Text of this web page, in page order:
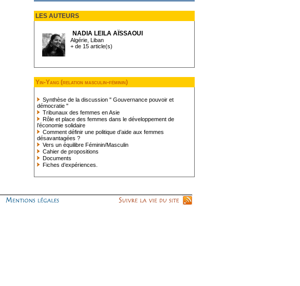
LES AUTEURS
NADIA LEILA AÏSSAOUI
Algérie, Liban
+ de 15 article(s)
Yin-Yang (relation masculin-féminin)
Synthèse de la discussion " Gouvernance pouvoir et
démocratie "
Tribunaux des femmes en Asie
Rôle et place des femmes dans le développement de
l’économie solidaire
Comment définir une politique d’aide aux femmes
désavantagées ?
Vers un équilibre Féminin/Masculin
Cahier de propositions
Documents
Fiches d’expériences.